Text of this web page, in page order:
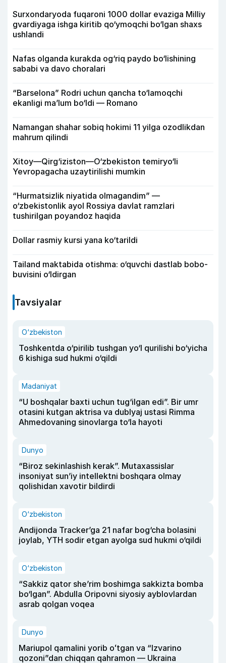
Surxondaryoda fuqaroni 1000 dollar evaziga Milliy
gvardiyaga ishga kiritib qo‘ymoqchi bo‘lgan shaxs
ushlandi
Nafas olganda kurakda og‘riq paydo bo‘lishining
sababi va davo choralari
“Barselona” Rodri uchun qancha to‘lamoqchi
ekanligi ma’lum bo‘ldi — Romano
Namangan shahar sobiq hokimi 11 yilga ozodlikdan
mahrum qilindi
Xitoy—Qirg‘iziston—O‘zbekiston temiryo‘li
Yevropagacha uzaytirilishi mumkin
“Hurmatsizlik niyatida olmagandim” —
o‘zbekistonlik ayol Rossiya davlat ramzlari
tushirilgan poyandoz haqida
Dollar rasmiy kursi yana ko‘tarildi
Tailand maktabida otishma: o‘quvchi dastlab bobo-
buvisini o‘ldirgan
Tavsiyalar
O‘zbekiston
Toshkentda o‘pirilib tushgan yo‘l qurilishi bo‘yicha
6 kishiga sud hukmi o‘qildi
Madaniyat
“U boshqalar baxti uchun tug‘ilgan edi”. Bir umr
otasini kutgan aktrisa va dublyaj ustasi Rimma
Ahmedovaning sinovlarga to‘la hayoti
Dunyo
“Biroz sekinlashish kerak”. Mutaxassislar
insoniyat sun’iy intellektni boshqara olmay
qolishidan xavotir bildirdi
O‘zbekiston
Andijonda Tracker’ga 21 nafar bog‘cha bolasini
joylab, YTH sodir etgan ayolga sud hukmi o‘qildi
O‘zbekiston
“Sakkiz qator she’rim boshimga sakkizta bomba
bo‘lgan”. Abdulla Oripovni siyosiy ayblovlardan
asrab qolgan voqea
Dunyo
Mariupol qamalini yorib oʻtgan va “Izvarino
qozoni”dan chiqqan qahramon — Ukraina